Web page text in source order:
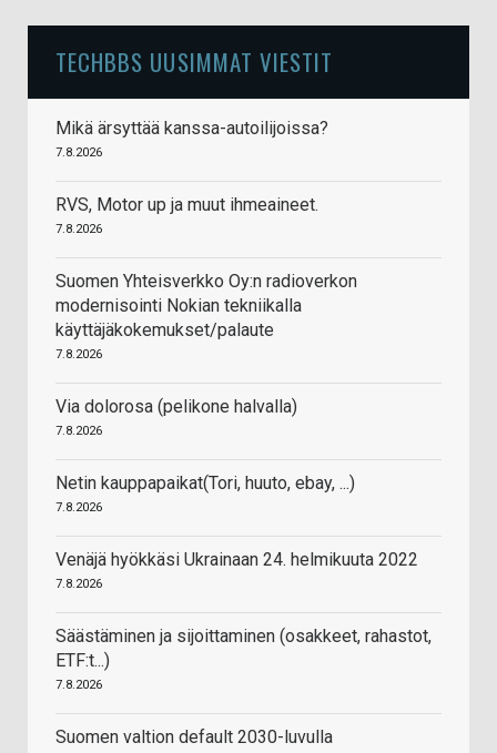
TECHBBS UUSIMMAT VIESTIT
Mikä ärsyttää kanssa-autoilijoissa?
7.8.2026
RVS, Motor up ja muut ihmeaineet.
7.8.2026
Suomen Yhteisverkko Oy:n radioverkon
modernisointi Nokian tekniikalla
käyttäjäkokemukset/palaute
7.8.2026
Via dolorosa (pelikone halvalla)
7.8.2026
Netin kauppapaikat(Tori, huuto, ebay, ...)
7.8.2026
Venäjä hyökkäsi Ukrainaan 24. helmikuuta 2022
7.8.2026
Säästäminen ja sijoittaminen (osakkeet, rahastot,
ETF:t...)
7.8.2026
Suomen valtion default 2030-luvulla